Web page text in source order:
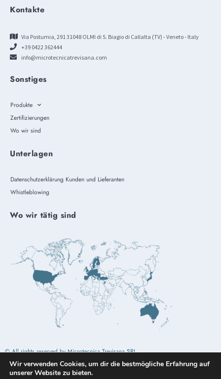
Kontakte
Via Postumia, 291 31048 OLMI di S. Biagio di Callalta (TV) - Veneto - Italy
+39 0422 362444
info@microtecnicatrevisana.com
Sonstiges
Produkte
Zertifizierungen
Wo wir sind
Unterlagen
Datenschutzerklärung Kunden und Lieferanten
Whistleblowing
Wo wir tätig sind
© All rights reserved by Microtecnica Trevisana SRL
Wir verwenden Cookies, um dir die bestmögliche Erfahrung auf
unserer Website zu bieten.